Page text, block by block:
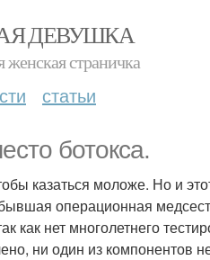
ДЕВУШКА
женская страничка
статьи
ботокса.
казаться моложе. Но и
операционная
как нет многолетнего
ни один из компонентов